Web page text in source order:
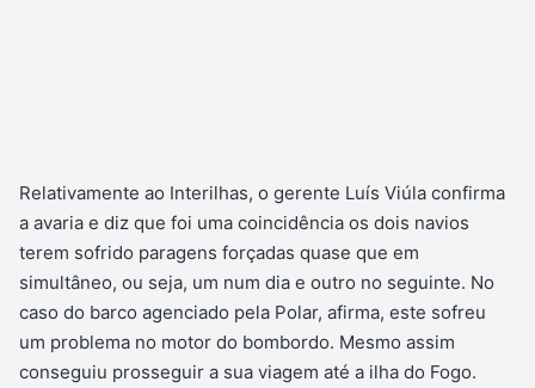
Relativamente ao Interilhas, o gerente Luís Viúla confirma
a avaria e diz que foi uma coincidência os dois navios
terem sofrido paragens forçadas quase que em
simultâneo, ou seja, um num dia e outro no seguinte. No
caso do barco agenciado pela Polar, afirma, este sofreu
um problema no motor do bombordo. Mesmo assim
conseguiu prosseguir a sua viagem até a ilha do Fogo.